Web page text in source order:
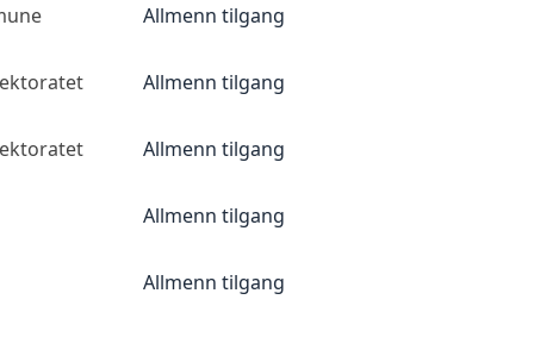
Allmenn tilgang
Allmenn tilgang
Allmenn tilgang
Allmenn tilgang
Allmenn tilgang